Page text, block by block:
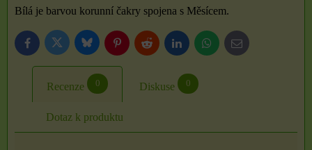
Bílá je barvou korunní čakry spojena s Měsícem.
FacebookTwitter BlueskyPinterestReddit LinkedInWhatsApp
E-
mail
Recenze 0 Diskuse 0
Dotaz k produktu